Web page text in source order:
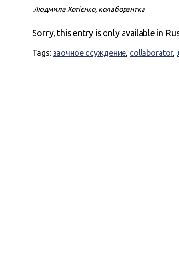
Людмила Хотієнко, колаборантка
Sorry, this entry is only available in
Tags: заочное осуждение, collaborator,